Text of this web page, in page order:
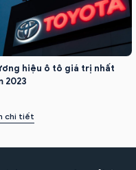
hiệu ô tô giá trị nhất
2023
chi tiết